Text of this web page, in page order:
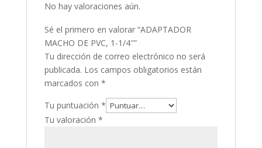
No hay valoraciones aún.
Sé el primero en valorar “ADAPTADOR
MACHO DE PVC, 1-1/4″”
Tu dirección de correo electrónico no será
publicada. Los campos obligatorios están
marcados con *
Tu puntuación *
Tu valoración *